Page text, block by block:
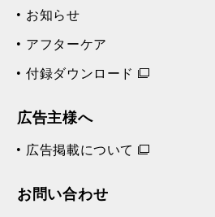
お知らせ
アフターケア
付録ダウンロード
広告主様へ
広告掲載について
お問い合わせ